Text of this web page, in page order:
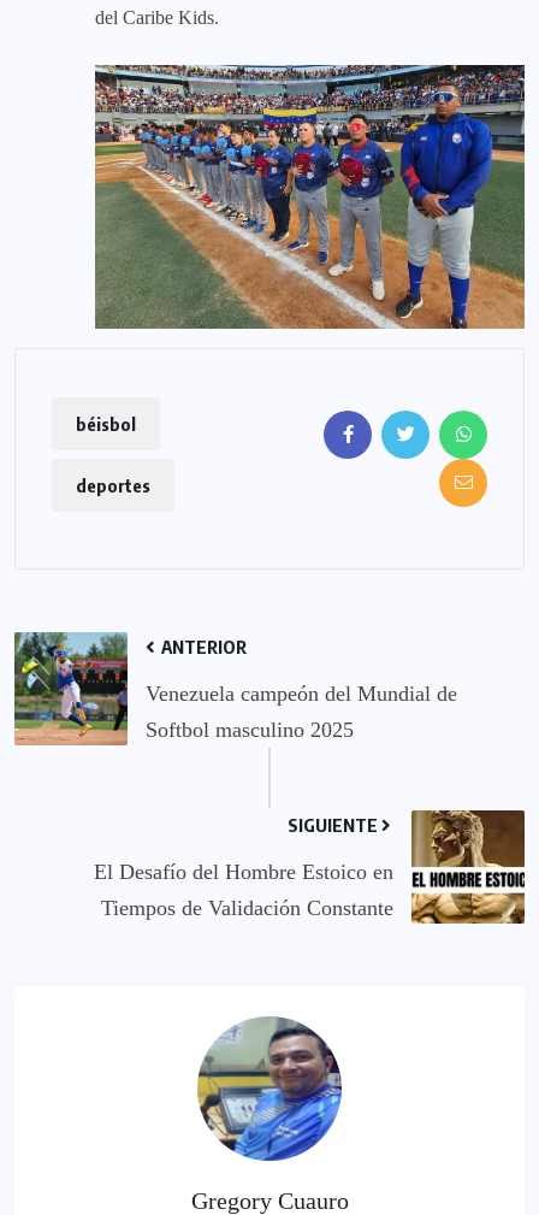
del Caribe Kids.
béisbol
deportes
ANTERIOR
Venezuela campeón del Mundial de
Softbol masculino 2025
SIGUIENTE
El Desafío del Hombre Estoico en
Tiempos de Validación Constante
Gregory Cuauro